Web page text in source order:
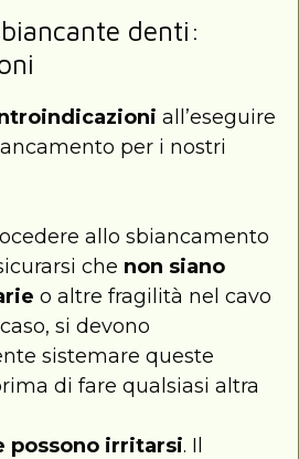
denti:
all’eseguire
per i nostri
allo sbiancamento
che non siano
o altre fragilità nel cavo
si devono
sistemare queste
di fare qualsiasi altra
possono irritarsi. Il